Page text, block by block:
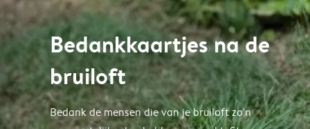
Bedankkaartjes na de
bruiloft
Bedank de mensen die van je bruiloft zo'n